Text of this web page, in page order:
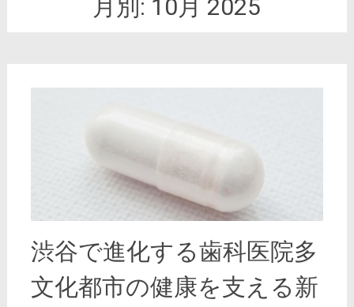
月別: 10月 2025
渋谷で進化する歯科医院多
文化都市の健康を支える新